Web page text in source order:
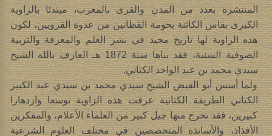
المنتشرة بعدد من المدن والقرى بالمغرب، مبتدئا بالزاوية
الكبرى بفاس الكائنة بحومة القطانين من عدوة القرويين، لكون
هذه الزاوية لها تاريخ مجيد في نشر العلم والمعرفة والتربية
الصوفية السنية، فقد بناها سنة 1872 هـ العارف بالله الشيخ
سيدي محمد بن عبد الواحد الكتاني.
ولما أسس أبو الفيض الشيخ سيدي محمد بن سيدي عبد الكبير
الكتاني الطريقة الكتانية عرفت هذه الزاوية توسعا وازدهارا
كبيرين، فقد تخرج منها جيل كبير من العلماء الأعلام، والمفكرين
الأفذاذ، والأساتذة المتخصصين في مختلف العلوم الشرعية